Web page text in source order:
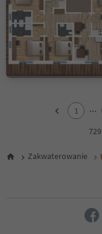
6
1 ...
Zakwaterowanie